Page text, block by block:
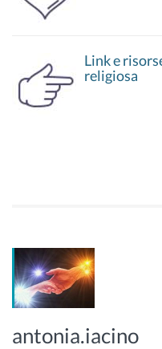
Link e
religiosa
antonia.iacino